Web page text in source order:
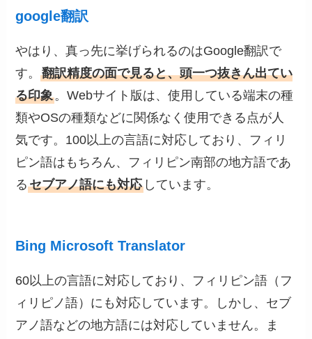
google翻訳
やはり、真っ先に挙げられるのはGoogle翻訳で
す。翻訳精度の面で見ると、頭一つ抜きん出てい
る印象。Webサイト版は、使用している端末の種
類やOSの種類などに関係なく使用できる点が人
気です。100以上の言語に対応しており、フィリ
ピン語はもちろん、フィリピン南部の地方語であ
るセブアノ語にも対応 しています。
Bing Microsoft Translator
60以上の言語に対応しており、フィリピン語（フ
ィリピノ語）にも対応しています。しかし、セブ
アノ語などの地方語には対応していません。ま